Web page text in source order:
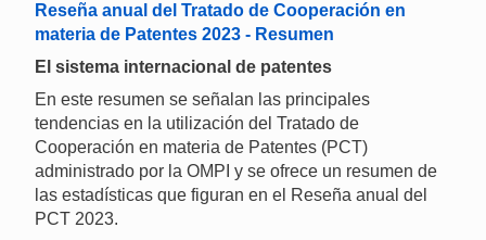
Reseña anual del Tratado de Cooperación en
materia de Patentes 2023 - Resumen
El sistema internacional de patentes
En este resumen se señalan las principales
tendencias en la utilización del Tratado de
Cooperación en materia de Patentes (PCT)
administrado por la OMPI y se ofrece un resumen de
las estadísticas que figuran en el Reseña anual del
PCT 2023.